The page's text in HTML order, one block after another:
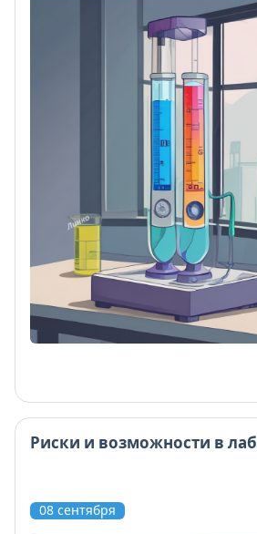
Риски и возможности в
08 сентября